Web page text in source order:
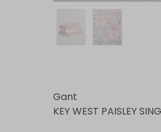
Gant
KEY WEST PAISLEY